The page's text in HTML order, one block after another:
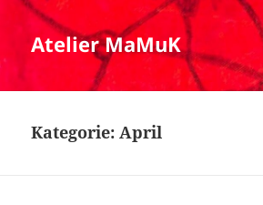
Atelier MaMuK
Kategorie:April